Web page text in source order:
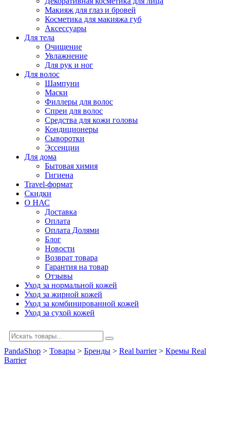
Макияж для глаз и бровей
Косметика для макияжа губ
Аксессуары
Для тела
Очищение
Увлажнение
Для рук и ног
Для волос
Шампуни
Маски
Филлеры для волос
Спреи для волос
Средства для кожи головы
Кондиционеры
Сыворотки
Эссенции
Для дома
Бытовая химия
Гигиена
Travel-формат
Скидки
О НАС
Доставка
Оплата
Оплата Долями
Блог
Новости
Возврат товара
Гарантия на товар
Отзывы
Уход за нормальной кожей
Уход за жирной кожей
Уход за комбинированной кожей
Уход за сухой кожей
PandaShop > Товары > Бренды > Real barrier> Кремы Real
Barrier